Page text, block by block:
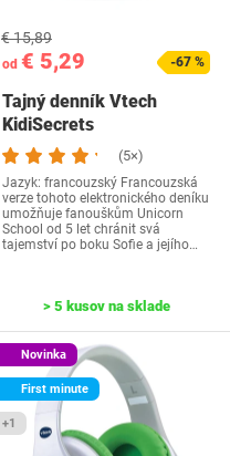
od € 5,29
€ 15,89
-67 %
Tajný denník Vtech
KidiSecrets
(5×)
Jazyk: francouzský Francouzská
verze tohoto elektronického deníku
umožňuje fanouškům Unicorn
School od 5 let chránit svá
tajemství po boku Sofie a jejího…
> 5 kusov na sklade
Novinka
First minute
+1